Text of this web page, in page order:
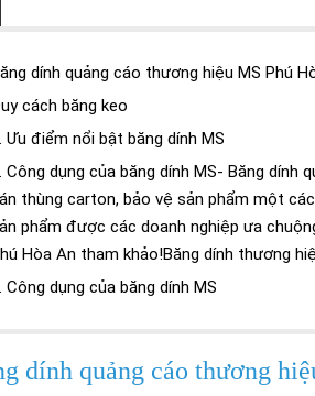
dính quảng cáo thương hiệu MS Phú
cách băng keo
Ưu điểm nổi bật băng dính MS
Công dụng của băng dính MS- Băng dính
thùng carton, bảo vệ sản phẩm một
phẩm được các doanh nghiệp ưa
Hòa An tham khảo!Băng dính thương
Công dụng của băng dính MS
dính quảng cáo thương